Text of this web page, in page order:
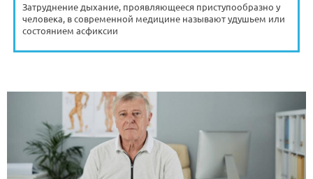
Затруднение дыхание, проявляющееся приступообразно у
человека, в современной медицине называют удушьем или
состоянием асфиксии